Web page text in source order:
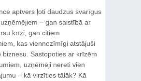
aptvers ļoti daudzus svarīgus
– gan saistībā ar
krīzi, gan citiem
kas viennozīmīgi atstājuši
biznesu. Sastopoties ar krīzēm
uzņēmēji nereti vien
– kā virzīties tālāk? Kā